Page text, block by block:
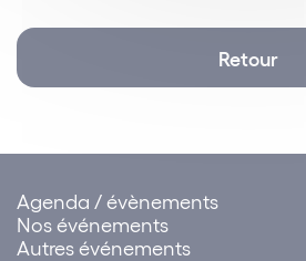
Retour
Agenda / évènements
Nos événements
Autres événements